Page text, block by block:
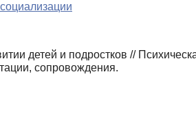
детей и подростков //
сопровождения.